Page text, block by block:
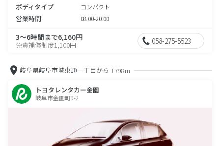
ボディタイプ コンパクト
営業時間 08:00-20:00
3～6時間まで6,160円
免責補償制度1,100円 058-275-5523
岐阜県岐阜市城東通一丁目から 1798m
トヨタレンタカー金園
岐阜市金園町9-2